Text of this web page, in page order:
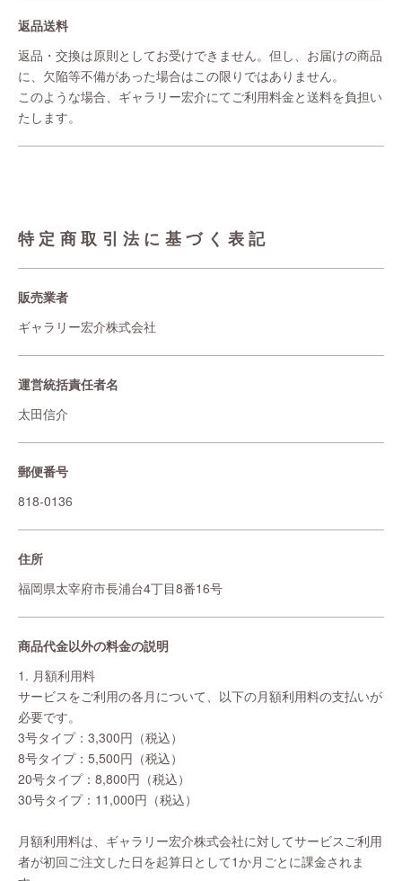
返品送料
返品・交換は原則としてお受けできません。但し、お届けの商品
に、欠陥等不備があった場合はこの限りではありません。
このような場合、ギャラリー宏介にてご利用料金と送料を負担い
たします。
特定商取引法に基づく表記
販売業者
ギャラリー宏介株式会社
運営統括責任者名
太田信介
郵便番号
818-0136
住所
福岡県太宰府市長浦台4丁目8番16号
商品代金以外の料金の説明
1. 月額利用料
サービスをご利用の各月について、以下の月額利用料の支払いが
必要です。
3号タイプ：3,300円（税込）
8号タイプ：5,500円（税込）
20号タイプ：8,800円（税込）
30号タイプ：11,000円（税込）
月額利用料は、ギャラリー宏介株式会社に対してサービスご利用
者が初回ご注文した日を起算日として1か月ごとに課金されま